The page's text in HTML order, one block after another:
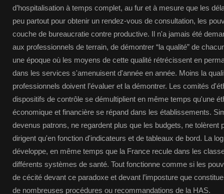
d’hospitalisation à temps complet, au fur et à mesure que les
peu partout pour obtenir un rendez-vous de consultation, les
couche de bureaucratie contre productive. Il n'a jamais été
aux professionnels de terrain, de démontrer “la qualité” de
une époque où les moyens de cette qualité rétrécissent en
dans les services s'amenuisent d'année en année. Moins la
professionnels doivent l’évaluer et la démontrer. Les comités
dispositifs de contrôle se démultiplient en même temps qu'une
économique et financière se répand dans les établissements.
devenus patrons, ne regardent plus que les budgets, ne tolèrent
dirigent qu'en fonction d'indicateurs et de tableaux de bord. La
développe, en même temps que la France recule dans les
différents systèmes de santé. Tout fonctionne comme si les
de cécité devant ce paradoxe et devant l’imposture que
de nombreuses procédures ou recommandations de la HAS.